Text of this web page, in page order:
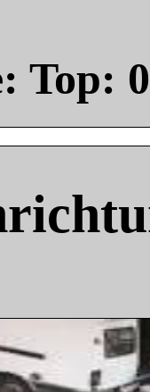
Top: 0